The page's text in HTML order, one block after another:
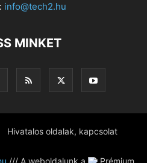
info@tech2.hu
MINKET
Hivatalos oldalak, kapcsolat